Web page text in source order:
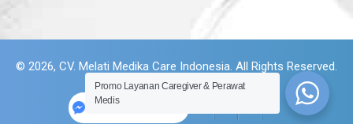
© 2026, CV. Melati Medika Care Indonesia. All Rights Reserved.
Halocare Indonesia
Promo Layanan Caregiver & Perawat
Medis